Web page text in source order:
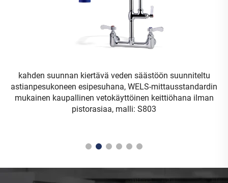
kahden suunnan kiertävä veden säästöön suunniteltu
astianpesukoneen esipesuhana, WELS-mittausstandardin
mukainen kaupallinen vetokäyttöinen keittiöhana ilman
pistorasiaa, malli: S803